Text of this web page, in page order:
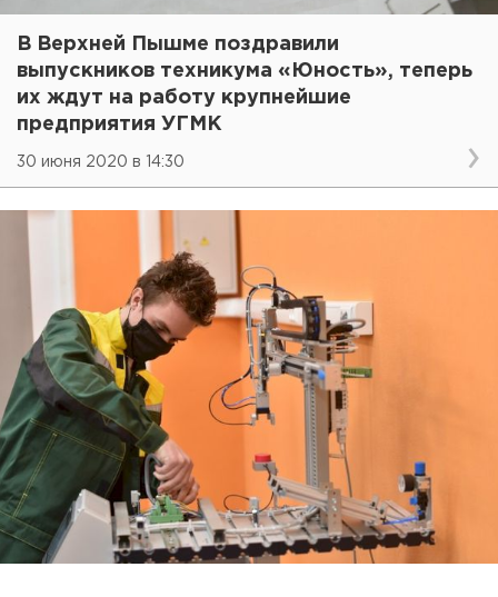
В Верхней Пышме поздравили
выпускников техникума «Юность», теперь
их ждут на работу крупнейшие
предприятия УГМК
30 июня 2020 в 14:30